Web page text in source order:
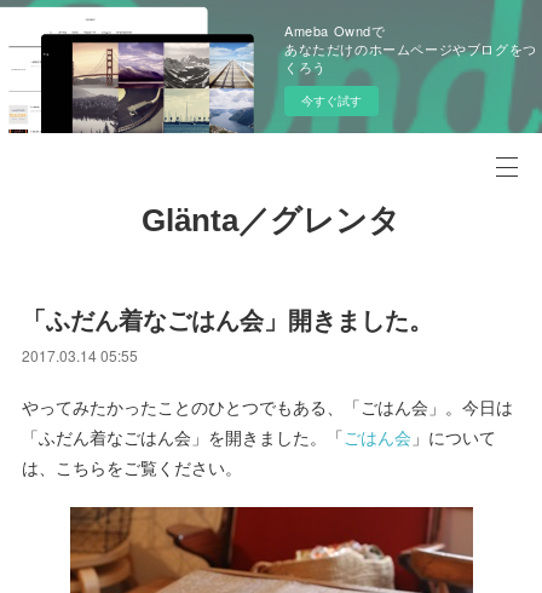
Ameba Owndで
あなただけのホームページやブログをつ
くろう
今すぐ試す
Glänta／グレンタ
「ふだん着なごはん会」開きました。
2017.03.14 05:55
やってみたかったことのひとつでもある、「ごはん会」。今日は
「ふだん着なごはん会」を開きました。「ごはん会 」について
は、こちらをご覧ください。